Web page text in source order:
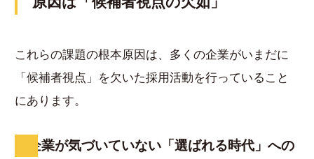
これらの課題の根本原因は、多くの企業がいまだに
「候補者視点」を欠いた採用活動を行っていること
にあります。
企業が気づいていない「選ばれる時代」への